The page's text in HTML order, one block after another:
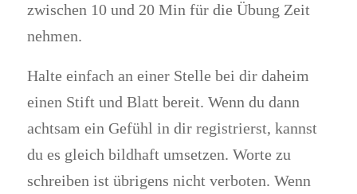
zwischen 10 und 20 Min für die Übung Zeit
nehmen.
Halte einfach an einer Stelle bei dir daheim
einen Stift und Blatt bereit. Wenn du dann
achtsam ein Gefühl in dir registrierst, kannst
du es gleich bildhaft umsetzen. Worte zu
schreiben ist übrigens nicht verboten. Wenn